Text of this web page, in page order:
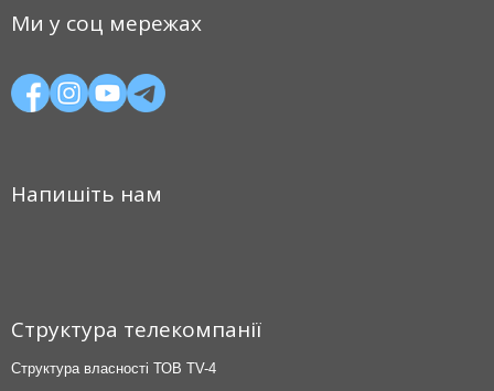
Ми у соц мережах
Напишіть нам
Структура телекомпанії
Структура власності ТОВ TV-4